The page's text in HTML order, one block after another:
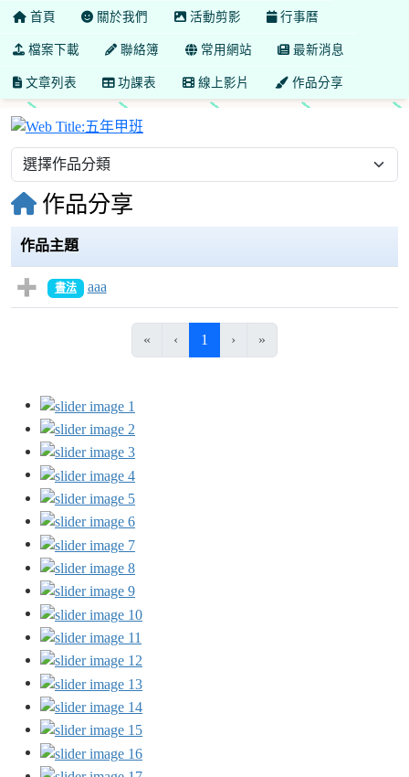
首頁 關於我們 活動剪影 行事曆
檔案下載 聯絡簿 常用網站 最新消息
文章列表 功課表 線上影片 作品分享
作品分享
作品主題
書法 aaa
« ‹ 1 (目前頁次)
› »